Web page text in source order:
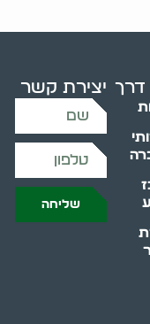
דרך יצירת קשר
שליחה